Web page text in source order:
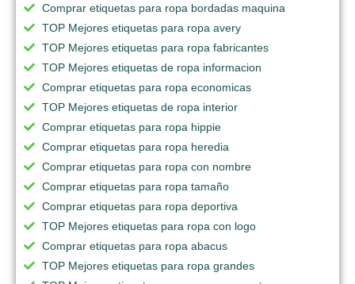
Comprar etiquetas para ropa bordadas maquina
TOP Mejores etiquetas para ropa avery
TOP Mejores etiquetas para ropa fabricantes
TOP Mejores etiquetas de ropa informacion
Comprar etiquetas para ropa economicas
TOP Mejores etiquetas de ropa interior
Comprar etiquetas para ropa hippie
Comprar etiquetas para ropa heredia
Comprar etiquetas para ropa con nombre
Comprar etiquetas para ropa tamaño
Comprar etiquetas para ropa deportiva
TOP Mejores etiquetas para ropa con logo
Comprar etiquetas para ropa abacus
TOP Mejores etiquetas para ropa grandes